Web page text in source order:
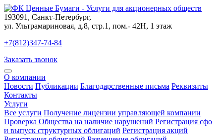
193091 , Санкт-Петербург,
ул. Ультрамариновая, д.8, стр.1, пом.- 42Н, 1 этаж
+7(812)347-74-84
Заказать звонок
О компании
Новости Публикации Благодарственные письма Реквизиты
Контакты
Услуги
Все услуги Получение лицензии управляющей компании
Проверка Общества на наличие нарушений Регистрация сфо
и выпуск структурных облигаций Регистрация акций